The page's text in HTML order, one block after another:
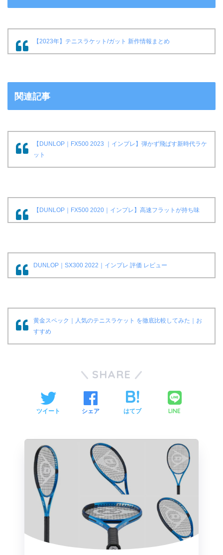
【2023年】テニスラケット/ガット 新作情報まとめ
関連記事
【DUNLOP｜FX500 2023 ｜インプレ】弾かず飛ばす新時代ラケ
ット
【DUNLOP｜FX500 2020｜インプレ】高速フラットが持ち味
DUNLOP｜SX300 2022｜インプレ 評価 レビュー
黄金スペック｜人気のテニスラケット を徹底比較してみた｜お
すすめ
SHARE
ツイート シェア はてブ LINE